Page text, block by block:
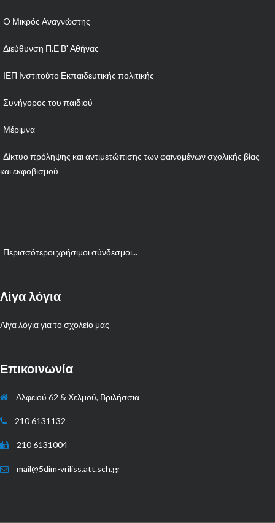
O Μικρός Αναγνώστης
Διεύθυνση Π.Ε Β' Αθήνας
ΙΕΠ Ινστιτούτο Εκπαιδευτικής πολιτικής
Συνήγορος του παιδιού
Μέριμνα
Δίκτυο πρόληψης και αντιμετώπισης των φαινομένων σχολικής βίας
και εκφοβισμού
Περισσότεροι χρήσιμοι σύνδεσμοι...
Λίγα λόγια
Λίγα λόγια για το σχολείο μας
Επικοινωνία
Αλφειού 62 & Χελμού, Βριλήσσια
210 6131132
210 6131004
mail@5dim-vriliss.att.sch.gr